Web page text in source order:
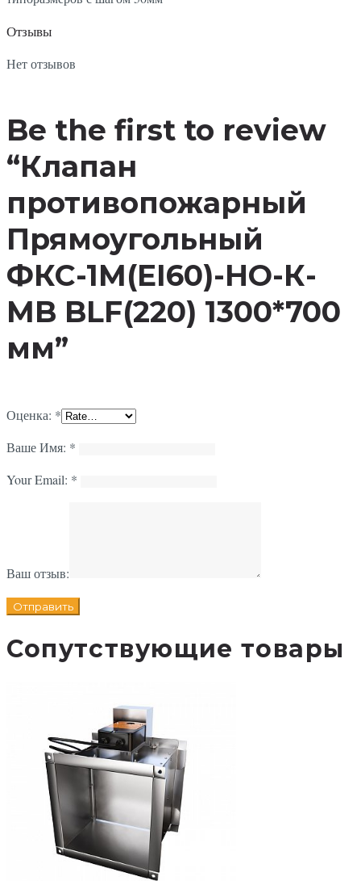
Отзывы
Нет отзывов
Be the first to review
“Клапан
противопожарный
Прямоугольный
ФКС-1М(EI60)-НО-К-
MB BLF(220) 1300*700
мм”
Оценка: *
Ваше Имя: *
Your Email: *
Ваш отзыв:
Сопутствующие товары